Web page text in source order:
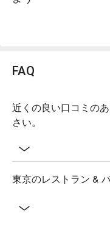
FAQ
近くの良い口コミの
さい。
東京のレストラン &